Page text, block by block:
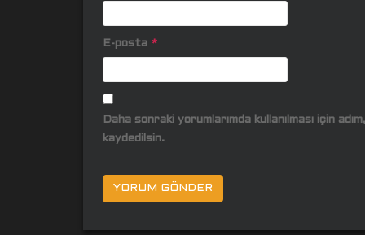
E-posta *
Daha sonraki yorumlarımda kullanılması için
kaydedilsin.